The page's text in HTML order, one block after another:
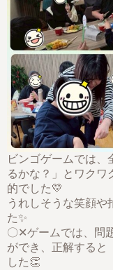
ビンゴゲームでは、
るかな？」とワクワ
的でした💛
うれしそうな笑顔や
た✨
〇✕ゲームでは、問
ができ、正解すると
した👏